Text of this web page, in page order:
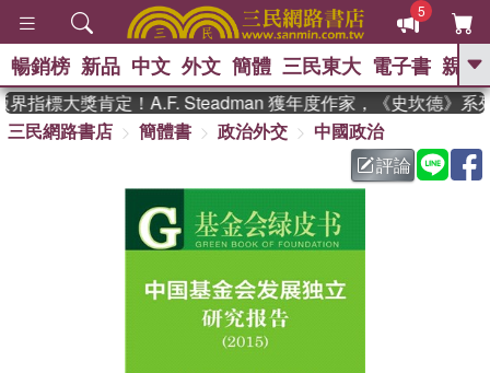
5
GO
熱搜： 東野圭吾 、 高希均教授回憶錄
父親節 、 花開錦
方念華 、 台灣的
、 偉大的迷走神經
群喵 、 臺灣漫遊錄
暢銷榜 新品 中文 外文 簡體 三民東大 電子書 親子
指標大獎肯定！A.F. Steadman 獲年度作家，《史坎德》系列
三民網路書店
簡體書 政治外交
中國政治
評論